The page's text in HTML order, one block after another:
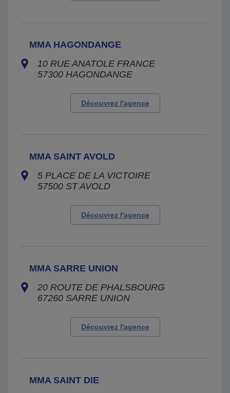
MMA HAGONDANGE
10 RUE ANATOLE FRANCE
57300 HAGONDANGE
Découvrez l'agence
MMA SAINT AVOLD
5 PLACE DE LA VICTOIRE
57500 ST AVOLD
Découvrez l'agence
MMA SARRE UNION
20 ROUTE DE PHALSBOURG
67260 SARRE UNION
Découvrez l'agence
MMA SAINT DIE